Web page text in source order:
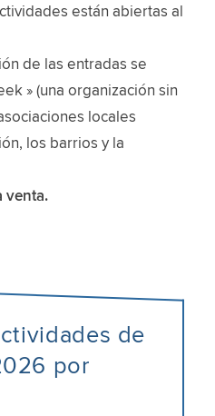
están abiertas al
de las entradas se
» (una organización sin
locales
los barrios y la
venta.
de
por